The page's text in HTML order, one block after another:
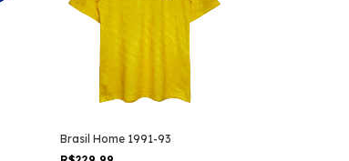
Brasil Home 1991-93